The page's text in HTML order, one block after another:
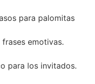
para palomitas
emotivas.
para los invitados.